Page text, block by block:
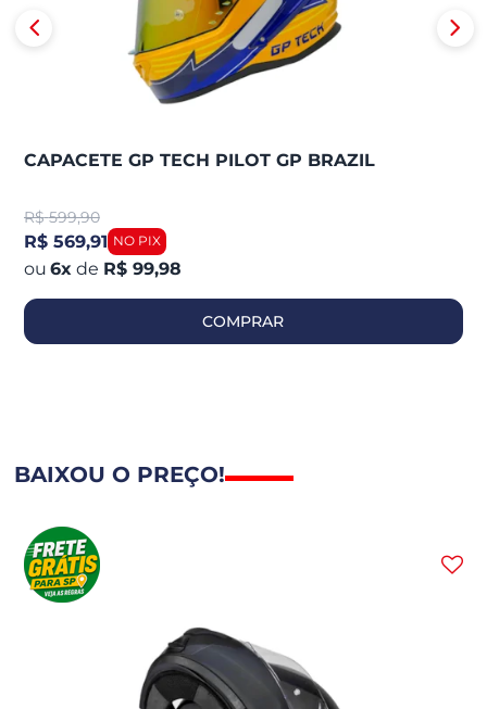
CAPACETE GP TECH PILOT GP BRAZIL
R$ 599,90
R$ 569,91
6x de R$ 99,98
COMPRAR
BAIXOU O PREÇO!